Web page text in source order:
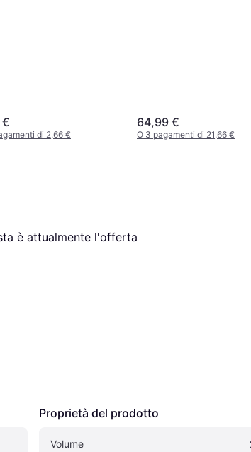
€
di 2,66 €
64,99 €
O 3 pagamenti di 21,66 €
è attualmente l'offerta
Proprietà del prodotto
Volume